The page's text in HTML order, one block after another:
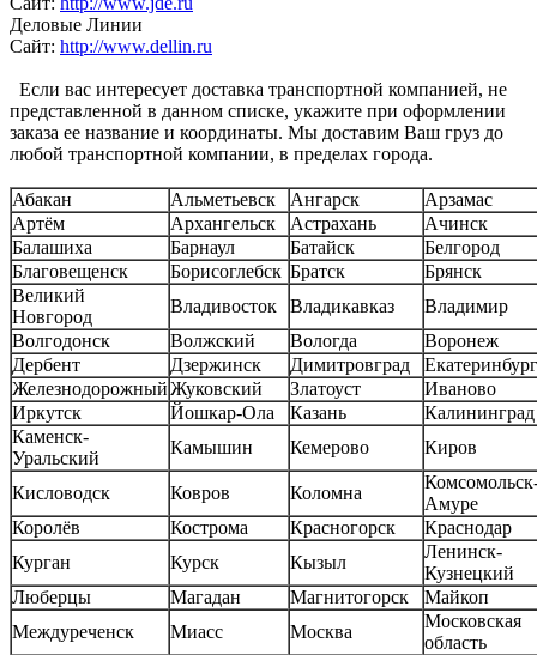
Деловые Линии
Сайт: http://www.dellin.ru
Если вас интересует доставка транспортной компанией, не
представленной в данном списке, укажите при оформлении
заказа ее название и координаты. Мы доставим Ваш груз до
любой транспортной компании, в пределах города.
Абакан Альметьевск Ангарск
Арзамас
Артём
Архангельск Астрахань
Ачинск
Балашиха
Барнаул Батайск
Белгород
Благовещенск
Борисоглебск Братск
Брянск
Великий
Новгород
Владивосток Владикавказ
Владимир
Волгодонск
Волжский Вологда
Воронеж
Дербент
Дзержинск Димитровград
Екатеринбург
ЖелезнодорожныйЖуковский Златоуст
Иваново
Иркутск
Йошкар-Ола Казань
Калининград
Каменск-
Уральский
Камышин Кемерово Киров
Кисловодск Ковров Коломна
Амуре
Королёв
Кострома Красногорск
Краснодар
Курган
Курск Кызыл
Ленинск-
Кузнецкий
Люберцы
Магадан Магнитогорск
Майкоп
Междуреченск
Миасс Москва
Московская
область